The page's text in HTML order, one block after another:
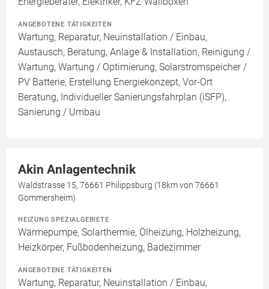
ANGEBOTENE TÄTIGKEITEN
Wartung, Reparatur, Neuinstallation / Einbau,
Austausch, Beratung, Anlage & Installation, Reinigung /
Wartung, Wartung / Optimierung, Solarstromspeicher /
PV Batterie, Erstellung Energiekonzept, Vor-Ort
Beratung, Individueller Sanierungsfahrplan (iSFP),
Sanierung / Umbau
Akin Anlagentechnik
Waldstrasse 15, 76661 Philippsburg (18km von 76661
Gommersheim)
HEIZUNG SPEZIALGEBIETE
Wärmepumpe, Solarthermie, Ölheizung, Holzheizung,
Heizkörper, Fußbodenheizung, Badezimmer
ANGEBOTENE TÄTIGKEITEN
Wartung, Reparatur, Neuinstallation / Einbau,